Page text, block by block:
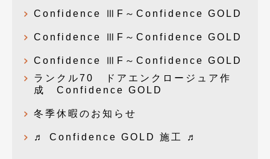
Confidence ⅢF～Confidence GOLD
Confidence ⅢF～Confidence GOLD
Confidence ⅢF～Confidence GOLD
ランクル70 ドアエンクロージュア作
成 Confidence GOLD
冬季休暇のお知らせ
♬ Confidence GOLD 施工 ♬